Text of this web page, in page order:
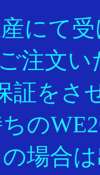
にて
注文
証をさ
の
場合